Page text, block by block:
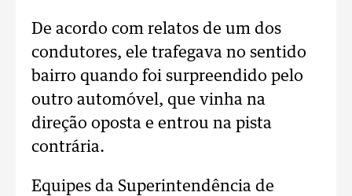
De acordo com relatos de um dos
condutores, ele trafegava no sentido
bairro quando foi surpreendido pelo
outro automóvel, que vinha na
direção oposta e entrou na pista
contrária.
Equipes da Superintendência de